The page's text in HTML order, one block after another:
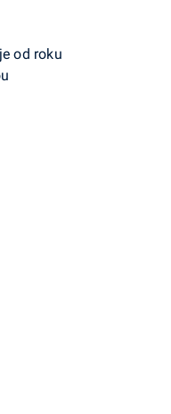
od roku